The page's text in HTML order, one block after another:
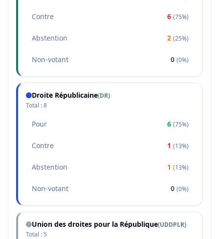
Contre 6 (75%)
Abstention 2 (25%)
Non-votant 0 (0%)
Droite Républicaine(DR)
Total :8
Pour 6 (75%)
Contre 1 (13%)
Abstention 1 (13%)
Non-votant 0 (0%)
Union des droites pour la République(UDDPLR)
Total : 5